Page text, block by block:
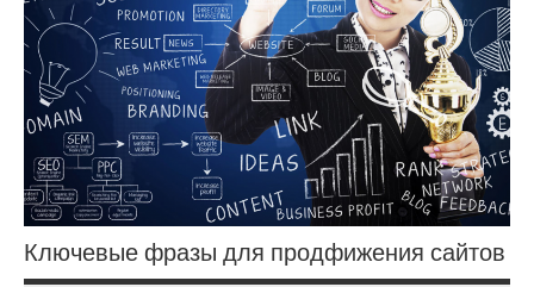
Ключевые фразы для продфижения сайтов